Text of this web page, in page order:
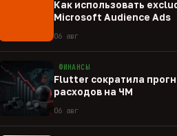
Как использовать
Microsoft Audience Ads
06 авг
ФИНАНСЫ
Flutter сократила
расходов на ЧМ
06 авг